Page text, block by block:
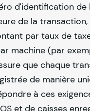
d'identification de
de la transaction,
par taux de
machine (par
que chaque
de manière
à ces
et de caisses